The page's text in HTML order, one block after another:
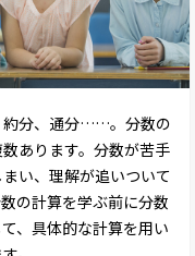
約分、通分……。分数の
あります。分数が苦手
い、理解が追いついて
の計算を学ぶ前に分数
、具体的な計算を用い